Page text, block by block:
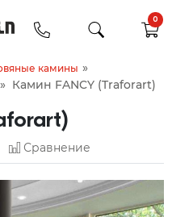
0
камины »
» Камин FANCY (Traforart)
Сравнение